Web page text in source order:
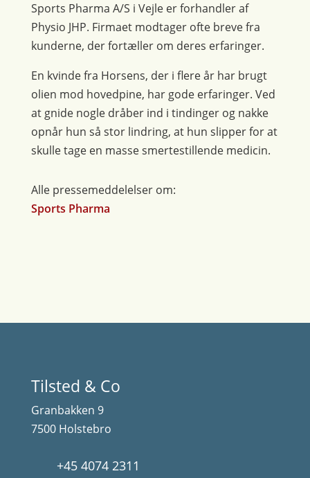
Sports Pharma A/S i Vejle er forhandler af
Physio JHP. Firmaet modtager ofte breve fra
kunderne, der fortæller om deres erfaringer.
En kvinde fra Horsens, der i flere år har brugt
olien mod hovedpine, har gode erfaringer. Ved
at gnide nogle dråber ind i tindinger og nakke
opnår hun så stor lindring, at hun slipper for at
skulle tage en masse smertestillende medicin.
Alle pressemeddelelser om:
Sports Pharma
Tilsted & Co
Granbakken 9
7500 Holstebro
+45 4074 2311